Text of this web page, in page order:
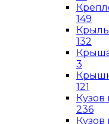
149
132
3
121
Кузов
236